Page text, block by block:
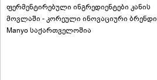
ფერმენტირებული ინგრედიენტები კანის
მოვლაში - კორეული ინოვაციური ბრენდი
Manyo საქართველოშია